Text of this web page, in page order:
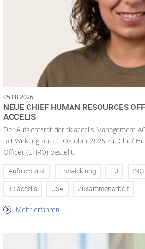
05.08.2026
NEUE CHIEF HUMAN RESOURCES
ACCELIS
Der Aufsichtsrat der tk accelis Management
mit Wirkung zum 1. Oktober 2026 zur Chief
Officer (CHRO) bestellt.
Aufsichtsrat Entwicklung EU ING
Tk accelis USA Zusammenarbeit
Mehr erfahren